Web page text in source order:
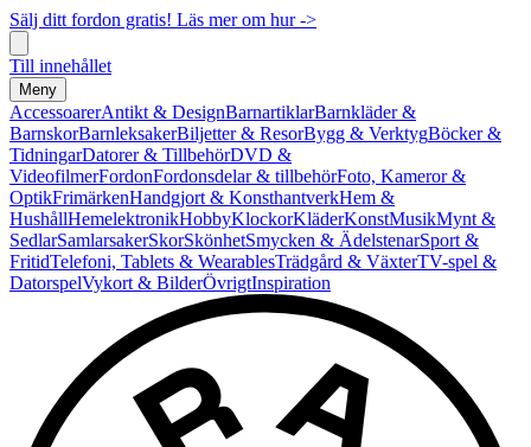
Sälj ditt fordon gratis! Läs mer om hur ->
Till innehållet
Meny
AccessoarerAntikt & DesignBarnartiklarBarnkläder &
BarnskorBarnleksakerBiljetter & ResorBygg & VerktygBöcker &
TidningarDatorer & TillbehörDVD &
VideofilmerFordonFordonsdelar & tillbehörFoto, Kameror &
OptikFrimärkenHandgjort & KonsthantverkHem &
HushållHemelektronikHobbyKlockorKläderKonstMusikMynt &
SedlarSamlarsakerSkorSkönhetSmycken & ÄdelstenarSport &
FritidTelefoni, Tablets & WearablesTrädgård & VäxterTV-spel &
DatorspelVykort & BilderÖvrigtInspiration